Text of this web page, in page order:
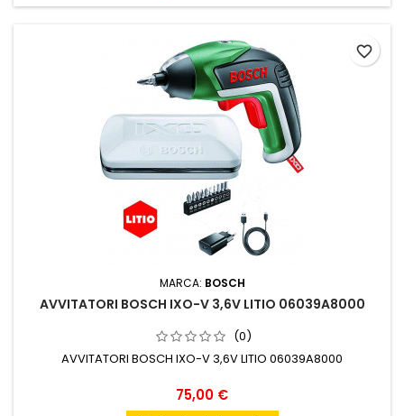
MARCA: BOSCH
AVVITATORI BOSCH IXO-V 3,6V LITIO 06039A8000
(0)
AVVITATORI BOSCH IXO-V 3,6V LITIO 06039A8000
Prezzo
75,00 €
favorite_border